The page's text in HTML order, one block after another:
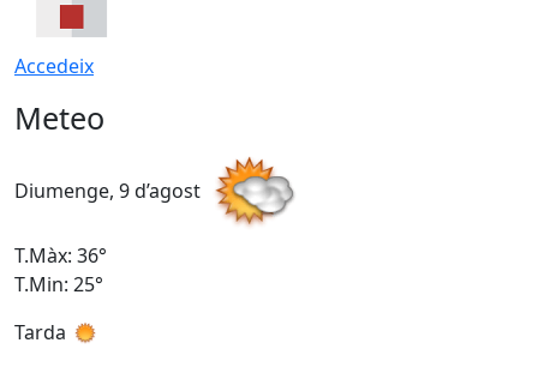
Accedeix
Meteo
Diumenge, 9 d’agost
T.Màx: 36°
T.Min: 25°
Tarda